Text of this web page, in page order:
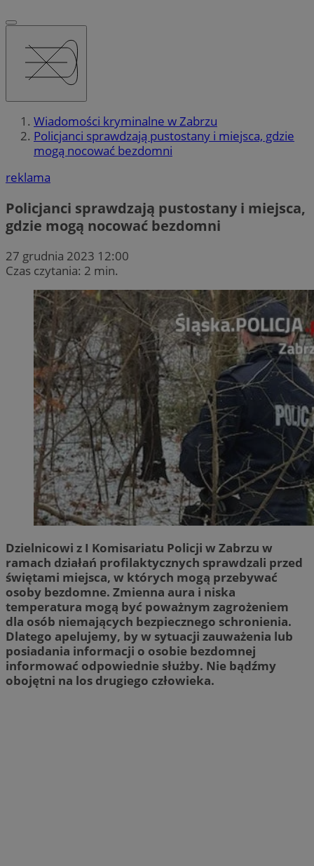
Wiadomości kryminalne w Zabrzu
Policjanci sprawdzają pustostany i miejsca, gdzie
mogą nocować bezdomni
reklama
Policjanci sprawdzają pustostany i miejsca,
gdzie mogą nocować bezdomni
27 grudnia 2023 12:00
Czas czytania: 2 min.
Dzielnicowi z I Komisariatu Policji w Zabrzu w
ramach działań profilaktycznych sprawdzali przed
świętami miejsca, w których mogą przebywać
osoby bezdomne. Zmienna aura i niska
temperatura mogą być poważnym zagrożeniem
dla osób niemających bezpiecznego schronienia.
Dlatego apelujemy, by w sytuacji zauważenia lub
posiadania informacji o osobie bezdomnej
informować odpowiednie służby. Nie bądźmy
obojętni na los drugiego człowieka.